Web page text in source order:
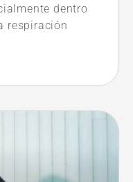
dentro
respiración